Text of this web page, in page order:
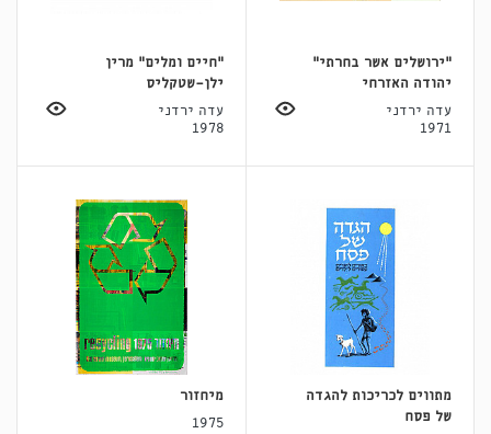
״ירושלים אשר בחרתי״
יהודה האזרחי
עדה ירדני
1971
״חיים ומלים״ מרין
ילן־שטקליס
עדה ירדני
1978
מתווים לכריכות להגדה
של פסח
מיחזור
1975